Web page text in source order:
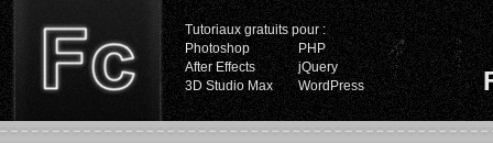
Tutoriaux gratuits pour :
Photoshop
PHP
After Effects
jQuery
3D Studio Max
WordPress